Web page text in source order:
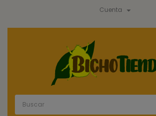
Cuenta 